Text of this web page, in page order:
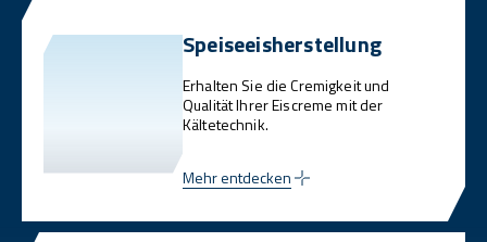
Speiseeisherstellung
Erhalten Sie die Cremigkeit und
Qualität Ihrer Eiscreme mit der
Kältetechnik.
Mehr entdecken